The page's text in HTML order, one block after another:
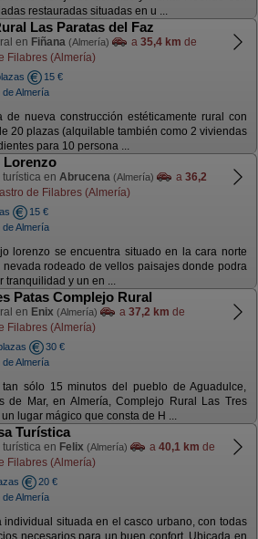
restauradas situadas en u ...
Las Paratas del Faz
en Fiñana (Almería) a 35,4 km de
Filabres (Almería)
15 €
de Almería
de nueva construcción estéticamente rural con
20 plazas (alquilable también como 2 viviendas
para 10 persona ...
en Abrucena (Almería) a 36,2
de Filabres (Almería)
15 €
de Almería
lorenzo se encuentra situado en la cara norte
nevada rodeado de vellos paisajes donde podra
tranquilidad y un en ...
Patas Complejo Rural
en Enix (Almería) a 37,2 km de
Filabres (Almería)
30 €
de Almería
tan sólo 15 minutos del pueblo de Aguadulce,
de Mar, en Almería, Complejo Rural Las Tres
un lugar mágico que consta de H ...
Turística
en Felix (Almería) a 40,1 km de
Filabres (Almería)
20 €
de Almería
individual situada en el casco urbano, con todas